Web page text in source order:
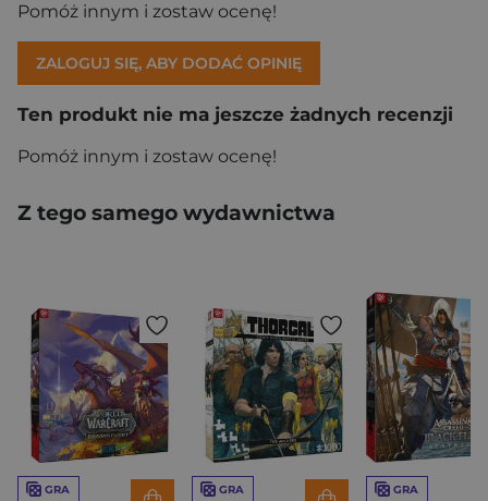
Pomóż innym i zostaw ocenę!
ZALOGUJ SIĘ, ABY DODAĆ OPINIĘ
Ten produkt nie ma jeszcze żadnych recenzji
Pomóż innym i zostaw ocenę!
Z tego samego wydawnictwa
GRA GRA GRA